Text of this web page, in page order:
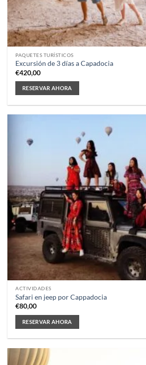
PAQUETES TURÍSTICOS
Excursión de 3 días a Capadocia
€420,00
RESERVAR AHORA
ACTIVIDADES
Safari en jeep por Cappadocia
€80,00
RESERVAR AHORA